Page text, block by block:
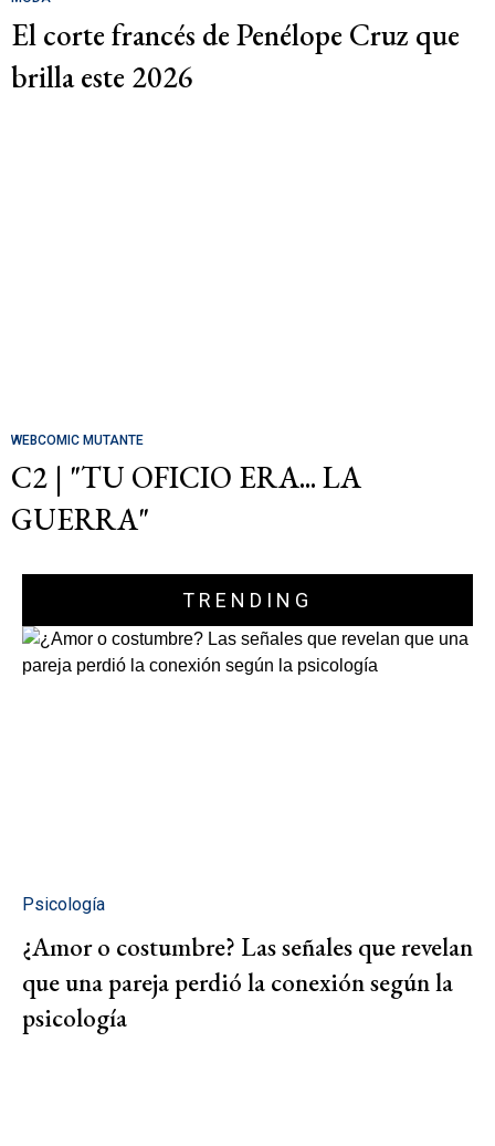
El corte francés de Penélope Cruz que
brilla este 2026
WEBCOMIC MUTANTE
C2 | "TU OFICIO ERA... LA
GUERRA"
TRENDING
Psicología
¿Amor o costumbre? Las señales que revelan
que una pareja perdió la conexión según la
psicología